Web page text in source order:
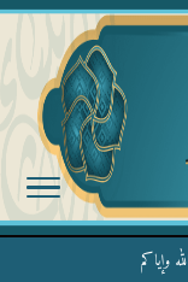
وإياكم
الأشخاص